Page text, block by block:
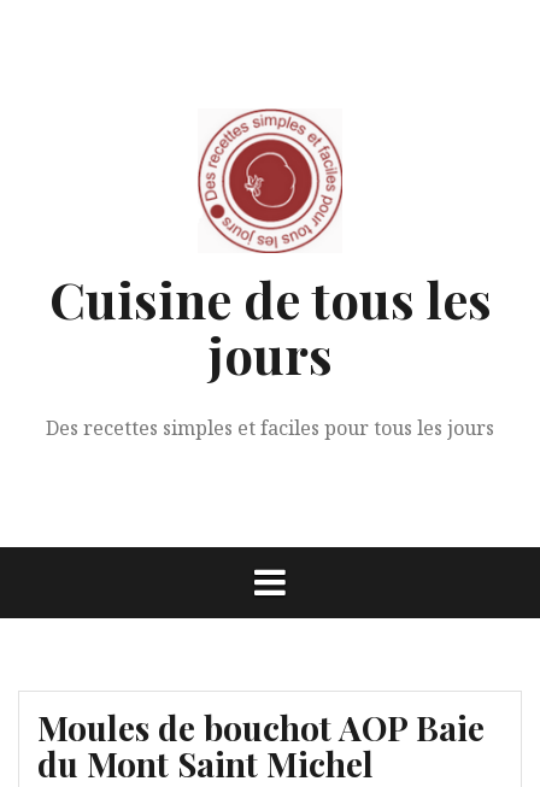
Cuisine de tous les
jours
Des recettes simples et faciles pour tous les jours
Moules de bouchot AOP Baie
du Mont Saint Michel